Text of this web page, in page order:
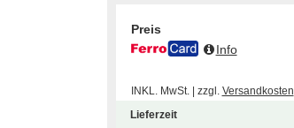
Preis
Info
INKL. MwSt. | zzgl. Versandkosten
Lieferzeit